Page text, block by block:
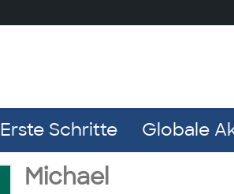
Erste Schritte Globale
Michael